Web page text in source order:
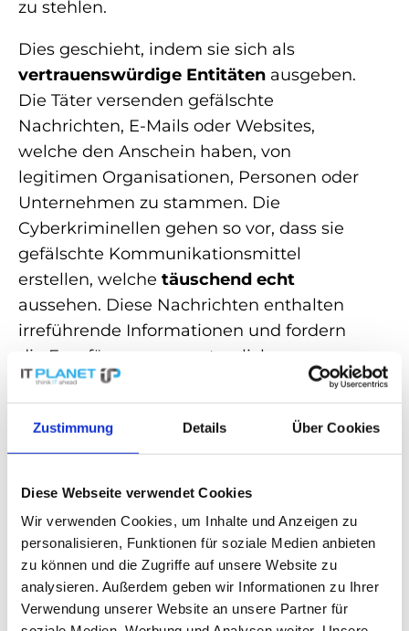
Zustimmung Details Über Cookies
Diese Webseite verwendet Cookies
Wir verwenden Cookies, um Inhalte und Anzeigen zu
personalisieren, Funktionen für soziale Medien anbieten
zu können und die Zugriffe auf unsere Website zu
analysieren. Außerdem geben wir Informationen zu Ihrer
Verwendung unserer Website an unsere Partner für
zu stehlen.
Dies geschieht, indem sie sich als
vertrauenswürdige Entitäten ausgeben.
Die Täter versenden gefälschte
Nachrichten, E-Mails oder Websites,
welche den Anschein haben, von
legitimen Organisationen, Personen oder
Unternehmen zu stammen. Die
Cyberkriminellen gehen so vor, dass sie
gefälschte Kommunikationsmittel
erstellen, welche täuschend echt
aussehen. Diese Nachrichten enthalten
irreführende Informationen und fordern
die Empfänger aus, vertrauliche
Informationen, wie Benutzernamen oder
Passwörter, preiszugeben.
Oft wird Phishing verwendet, umMalware
um direkten Zugriff auf die persönlichen
Daten zu gewinnen. Um sich vor Phishing
zu schützen, sollte man keine sensiblen
Informationen an unbekannte Quellen
weitergeben und sicherstellen, dass